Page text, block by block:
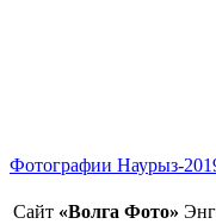
Фотографии Наурыз-
Сайт «Волга Фото»